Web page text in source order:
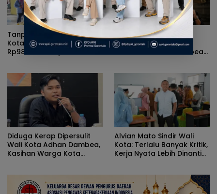
Tanpa Kehadiran Wali
Kota, Pemprov Salurkan
Rp987 Juta Kepada 395
Rizal Agu Sarankan Sri
Darsianti Tuna Tegur
Walikota Adhan Dambea
Diduga Kerap Dipersulit
Wali Kota Adhan Dambea,
Kasihan Warga Kota
Alvian Mato Sindir Wali
Kota: Terlalu Banyak Kritik,
Kerja Nyata Lebih Dinanti